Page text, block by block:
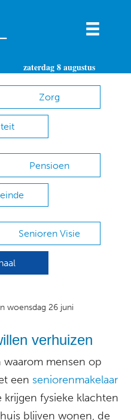
zaterdag 8 augustus
Zorg
Pensioen
Senioren Visie
woensdag 26 juni
verhuizen
mensen op
een seniorenmakelaar
krijgen fysieke klachten
blijven wonen, de